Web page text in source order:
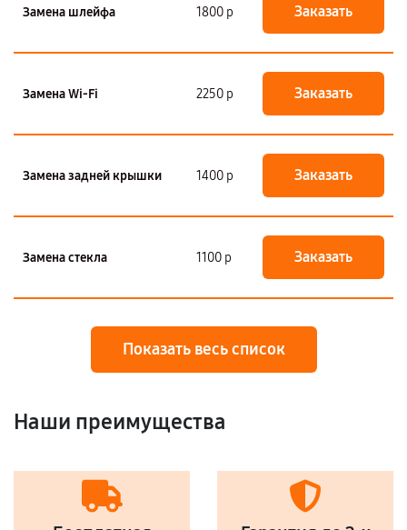
Замена шлейфа 1800 р Заказать
Замена Wi-Fi 2250 р Заказать
Замена задней крышки 1400 р Заказать
Замена стекла 1100 р Заказать
Показать весь список
Наши преимущества